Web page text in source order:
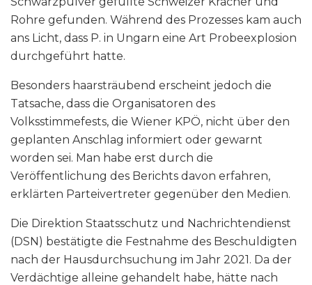
Rohre gefunden. Während des Prozesses kam auch
ans Licht, dass P. in Ungarn eine Art Probeexplosion
durchgeführt hatte.
Besonders haarsträubend erscheint jedoch die
Tatsache, dass die Organisatoren des
Volksstimmefests, die Wiener KPÖ, nicht über den
geplanten Anschlag informiert oder gewarnt
worden sei. Man habe erst durch die
Veröffentlichung des Berichts davon erfahren,
erklärten Parteivertreter gegenüber den Medien.
Die Direktion Staatsschutz und Nachrichtendienst
(DSN) bestätigte die Festnahme des Beschuldigten
nach der Hausdurchsuchung im Jahr 2021. Da der
Verdächtige alleine gehandelt habe, hätte nach